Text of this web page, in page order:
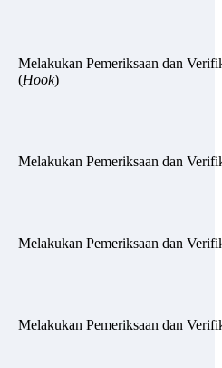
Melakukan Pemeriksaan dan
(Hook)
Melakukan Pemeriksaan dan
Melakukan Pemeriksaan dan
Melakukan Pemeriksaan dan